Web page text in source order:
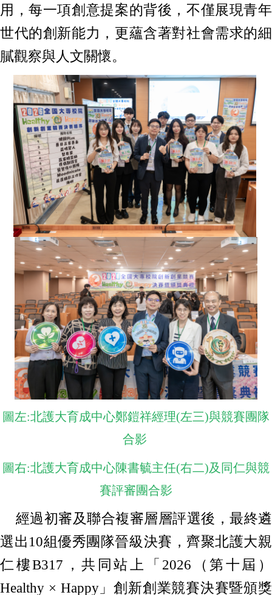
用，每一項創意提案的背後，不僅展現青年
世代的創新能力，更蘊含著對社會需求的細
膩觀察與人文關懷。
圖左:北護大育成中心鄭鎧祥經理(左三)與競賽團隊
合影
圖右:北護大育成中心陳書毓主任(右二)及同仁與競
賽評審團合影
經過初審及聯合複審層層評選後，最終遴
選出10組優秀團隊晉級決賽，齊聚北護大親
仁樓B317，共同站上「2026（第十屆）
Healthy × Happy」創新創業競賽決賽暨頒獎